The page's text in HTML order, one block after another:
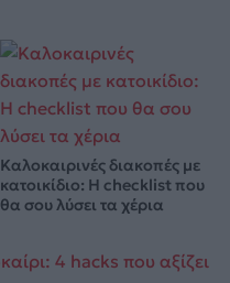
Καλοκαιρινές διακοπές με
κατοικίδιο: Η checklist που
θα σου λύσει τα χέρια